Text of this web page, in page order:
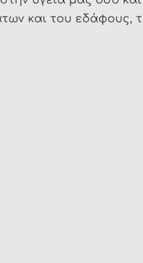
και του εδάφους,